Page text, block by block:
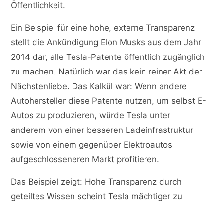
Öffentlichkeit.
Ein Beispiel für eine hohe, externe Transparenz
stellt die Ankündigung Elon Musks aus dem Jahr
2014 dar, alle Tesla-Patente öffentlich zugänglich
zu machen. Natürlich war das kein reiner Akt der
Nächstenliebe. Das Kalkül war: Wenn andere
Autohersteller diese Patente nutzen, um selbst E-
Autos zu produzieren, würde Tesla unter
anderem von einer besseren Ladeinfrastruktur
sowie von einem gegenüber Elektroautos
aufgeschlosseneren Markt profitieren.
Das Beispiel zeigt: Hohe Transparenz durch
geteiltes Wissen scheint Tesla mächtiger zu